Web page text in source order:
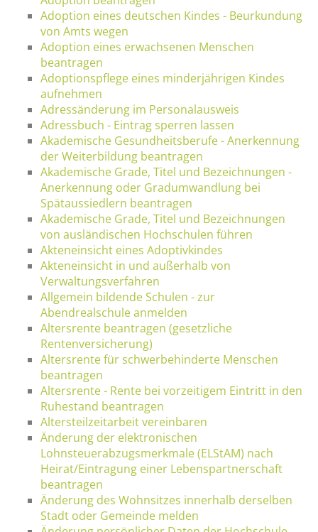
Adoption eines deutschen Kindes - Beurkundung
von Amts wegen
Adoption eines erwachsenen Menschen
beantragen
Adoptionspflege eines minderjährigen Kindes
aufnehmen
Adressänderung im Personalausweis
Adressbuch - Eintrag sperren lassen
Akademische Gesundheitsberufe - Anerkennung
der Weiterbildung beantragen
Akademische Grade, Titel und Bezeichnungen -
Anerkennung oder Gradumwandlung bei
Spätaussiedlern beantragen
Akademische Grade, Titel und Bezeichnungen
von ausländischen Hochschulen führen
Akteneinsicht eines Adoptivkindes
Akteneinsicht in und außerhalb von
Verwaltungsverfahren
Allgemein bildende Schulen - zur
Abendrealschule anmelden
Altersrente beantragen (gesetzliche
Rentenversicherung)
Altersrente für schwerbehinderte Menschen
beantragen
Altersrente - Rente bei vorzeitigem Eintritt in den
Ruhestand beantragen
Altersteilzeitarbeit vereinbaren
Änderung der elektronischen
Lohnsteuerabzugsmerkmale (ELStAM) nach
Heirat/Eintragung einer Lebenspartnerschaft
beantragen
Änderung des Wohnsitzes innerhalb derselben
Stadt oder Gemeinde melden